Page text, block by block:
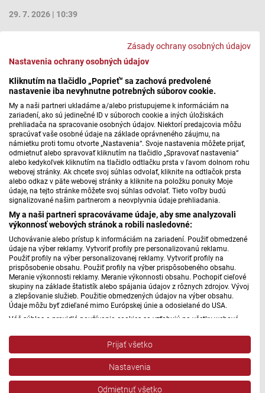
Zásady ochrany osobných údajov
Nastavenia ochrany osobných údajov
Kliknutím na tlačidlo „Poprieť“ sa zachová predvolené
nastavenie iba nevyhnutne potrebných súborov cookie.
My a naši partneri ukladáme a/alebo pristupujeme k informáciám na
zariadení, ako sú jedinečné ID v súboroch cookie a iných úložiskách
prehliadača na spracovanie osobných údajov. Niektorí predajcovia môžu
spracúvať vaše osobné údaje na základe oprávneného záujmu, na
námietku proti tomu otvorte „Nastavenia“. Svoje nastavenia môžete prijať,
odmietnuť alebo spravovať kliknutím na tlačidlo „Spravovať nastavenia“
alebo kedykoľvek kliknutím na tlačidlo odtlačku prsta v ľavom dolnom rohu
webovej stránky. Ak chcete svoj súhlas odvolať, kliknite na odtlačok prsta
alebo odkaz v päte webovej stránky a kliknite na položku ponuky Moje
údaje, na tejto stránke môžete svoj súhlas odvolať. Tieto voľby budú
signalizované našim partnerom a neovplyvnia údaje prehliadania.
My a naši partneri spracovávame údaje, aby sme analyzovali
výkonnosť webových stránok a robili nasledovné:
Uchovávanie alebo prístup k informáciám na zariadení. Použiť obmedzené
údaje na výber reklamy. Vytvoriť profily pre personalizovanú reklamu.
Použiť profily na výber personalizovanej reklamy. Vytvoriť profily na
prispôsobenie obsahu. Použiť profily na výber prispôsobeného obsahu.
Meranie výkonnosti reklamy. Meranie výkonnosti obsahu. Pochopiť cieľové
skupiny na základe štatistík alebo spájania údajov z rôznych zdrojov. Vývoj
a zlepšovanie služieb. Použitie obmedzených údajov na výber obsahu.
Údaje môžu byť zdieľané mimo Európskej únie a odosielané do USA.
Váš súhlas a pravidlá používania cookies sa vzťahujú na všetky webové
Stred, Rádio Regina Západ, Rádio Patria, Rádio Devín, RTVS, Hudobné
pozdravy, Rádio Slovensko, RSI Francais, RSI English, RSI Slovensky, Rádio
Junior, RSI, Rádio Regina Východ, Rádio_FM, RSI Espanol, NEV.
Zobraziť zoznam partnerov (1 predajcovia IAB)
Vaše údaje používame na nasledujúce účely:
Prijať všetko
Nastavenia
Odmietnuť všetko
29. 7. 2026 | 10:39
Karikaturista Fero Jablonovský
má 70 rokov
Dnes si pripomenieme dnešnú sedemdesiatku
karikaturistu, výtvarníka Františka Jablonovského. Narodil
sa v Modre a tam aj navštevoval výtvarnú školu u Štefana
Cpina.